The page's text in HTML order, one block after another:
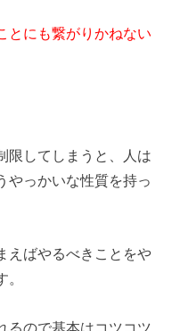
とにも繋がりかねない
限してしまうと、人は
やっかいな性質を持っ
えばやるべきことをや
るので基本はコツコツ